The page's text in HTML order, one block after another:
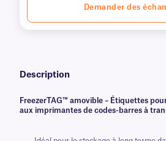
Demander des
Description
FreezerTAG™ amovible – Étiquettes
aux imprimantes de codes-barres à